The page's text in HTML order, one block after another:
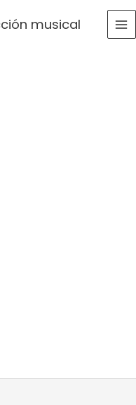
musical